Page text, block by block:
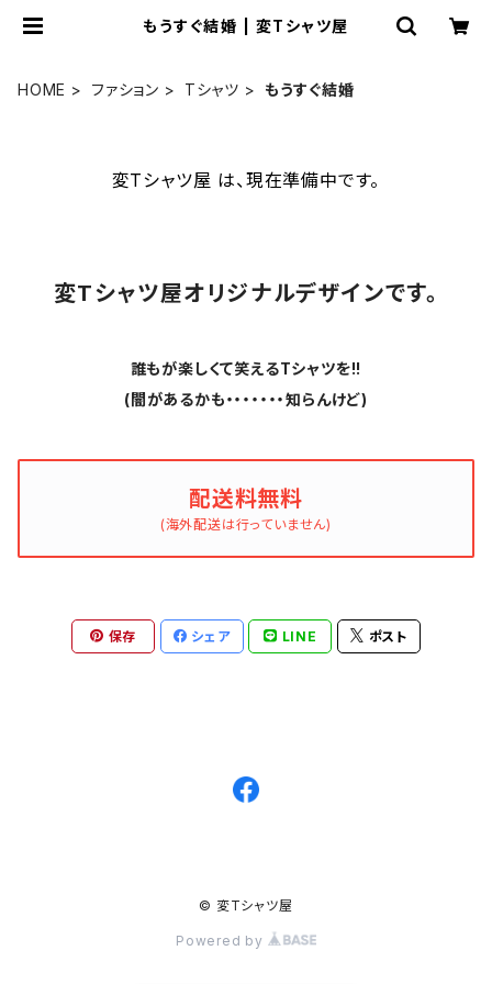
もうすぐ結婚 | 変Tシャツ屋
HOME ファション Tシャツ もうすぐ結婚
変Tシャツ屋 は、現在準備中です。
変Tシャツ屋オリジナルデザインです。
誰もが楽しくて笑えるTシャツを!!
(闇があるかも・・・・・・・知らんけど)
配送料無料
(海外配送は行っていません)
保存 シェア LINE ポスト
© 変Tシャツ屋
Powered by